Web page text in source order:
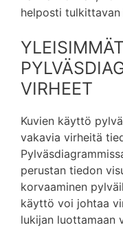
helposti tulkittavan
YLEISIMMÄT
VIRHEET
Kuvien käyttö
vakavia virheitä
perustan tiedon
korvaaminen
käyttö voi johtaa
lukijan luottamaan